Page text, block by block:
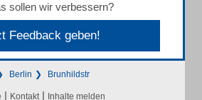
sollen wir verbessern?
Feedback geben!
Berlin Brunhildstr
| Kontakt | Inhalte melden